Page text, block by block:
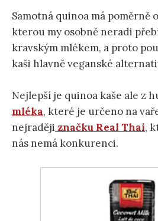
Samotná quinoa má poměrně
kterou my osobně neradi
kravským mlékem, a proto
kaši hlavně veganské
Nejlepší je quinoa kaše ale z
mléka, které je určeno na
nejraději značku Real Thai,
nás nemá konkurenci.